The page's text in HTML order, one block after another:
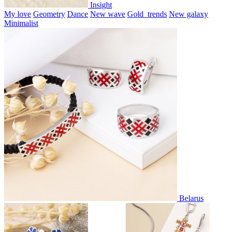
Insight
My love Geometry Dance New wave Gold_trends New galaxy
Minimalist
Belarus